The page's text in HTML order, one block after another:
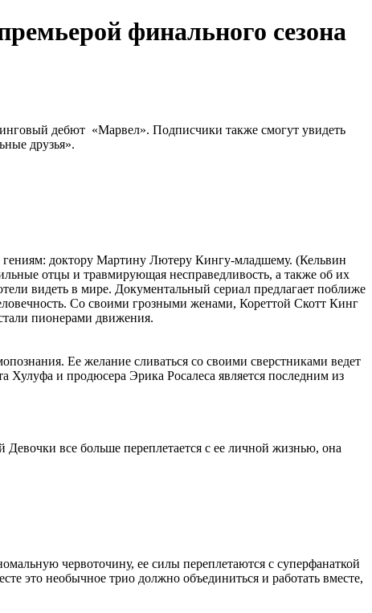
финального сезона
дебют «Марвел». Подписчики также смогут увидеть
друзья».
доктору Мартину Лютеру Кингу-младшему. (Кельвин
отцы и травмирующая несправедливость, а также об их
видеть в мире. Документальный сериал предлагает поближе
Со своими грозными женами, Кореттой Скотт Кинг
пионерами движения.
Ее желание сливаться со своими сверстниками ведет
Хулуфа и продюсера Эрика Росалеса является последним из
Девочки все больше переплетается с ее личной жизнью, она
червоточину, ее силы переплетаются с суперфанаткой
это необычное трио должно объединиться и работать вместе,